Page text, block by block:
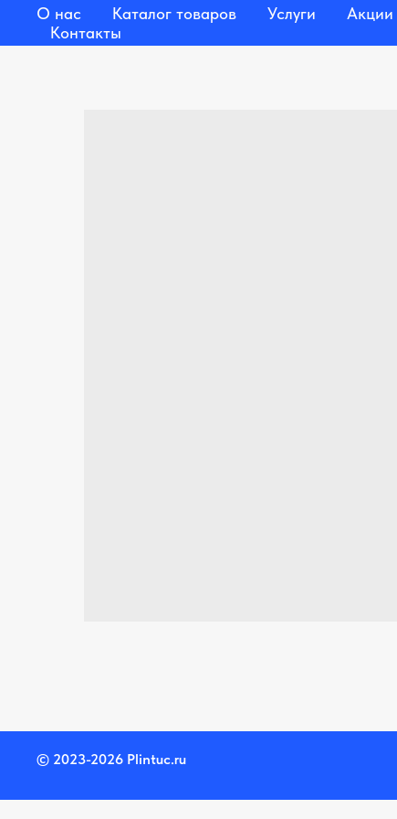
О нас Каталог товаров Услуги
Акции
Контакты
© 2023-2026 Plintuc.ru